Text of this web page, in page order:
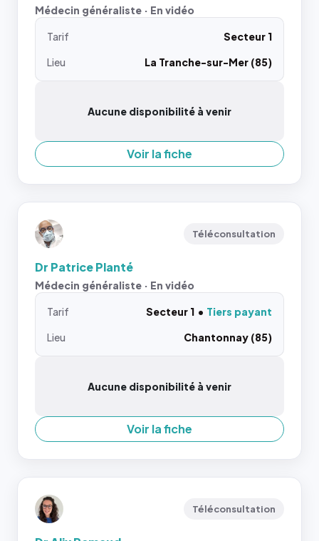
Médecin généraliste · En vidéo
Tarif
Secteur 1
Lieu
La Tranche-sur-Mer (85)
Aucune disponibilité à venir
Voir la fiche
Téléconsultation
Dr Patrice Planté
Médecin généraliste · En vidéo
Tarif Secteur 1
Tiers payant
Lieu
Chantonnay (85)
Aucune disponibilité à venir
Voir la fiche
Téléconsultation